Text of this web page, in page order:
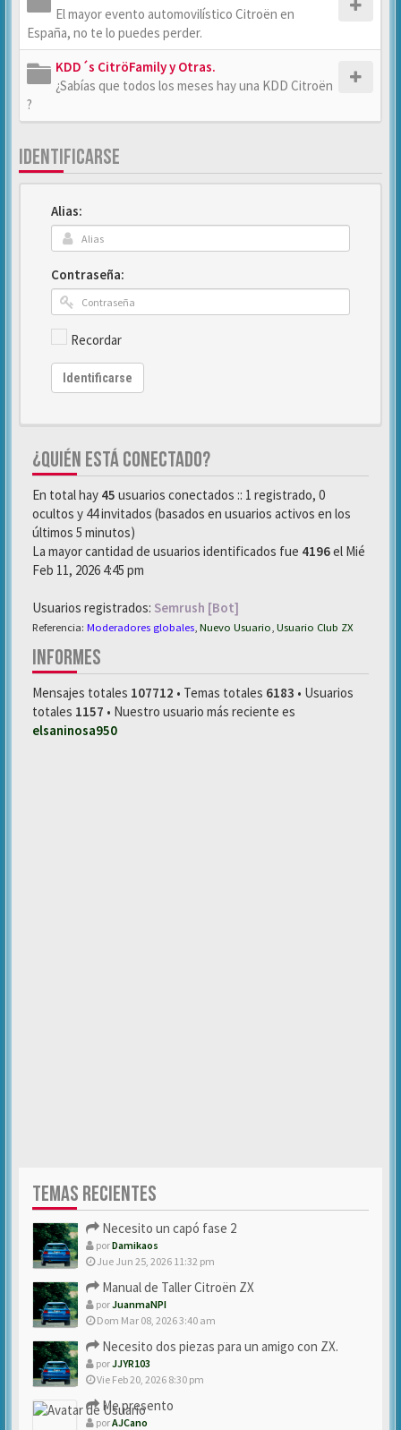
El mayor evento automovilístico Citroën en
España, no te lo puedes perder.
KDD´s CitröFamily y Otras.
¿Sabías que todos los meses hay una KDD Citroën
?
IDENTIFICARSE
Alias:
Contraseña:
Recordar
Identificarse
¿QUIÉN ESTÁ CONECTADO?
En total hay 45 usuarios conectados :: 1 registrado, 0
ocultos y 44 invitados (basados en usuarios activos en los
últimos 5 minutos)
La mayor cantidad de usuarios identificados fue 4196el Mié
Feb 11, 2026 4:45 pm
Usuarios registrados: Semrush [Bot]
Referencia: Moderadores globales Nuevo Usuario Usuario Club ZX
INFORMES
Mensajes totales 107712 • Temas totales 6183 • Usuarios
totales 1157 • Nuestro usuario más reciente es
elsaninosa950
TEMAS RECIENTES
Necesito un capó fase 2
porDamikaos
Jue Jun 25, 2026 11:32 pm
Manual de Taller Citroën ZX
porJuanmaNPI
Dom Mar 08, 2026 3:40 am
Necesito dos piezas para un amigo con ZX.
porJJYR103
Vie Feb 20, 2026 8:30 pm
Me presento
porAJCano